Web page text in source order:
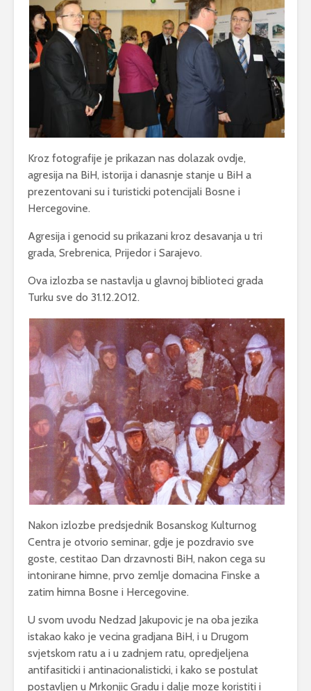
Kroz fotografije je prikazan nas dolazak ovdje,
agresija na BiH, istorija i danasnje stanje u BiH a
prezentovani su i turisticki potencijali Bosne i
Hercegovine.
Agresija i genocid su prikazani kroz desavanja u tri
grada, Srebrenica, Prijedor i Sarajevo.
Ova izlozba se nastavlja u glavnoj biblioteci grada
Turku sve do 31.12.2012.
Nakon izlozbe predsjednik Bosanskog Kulturnog
Centra je otvorio seminar, gdje je pozdravio sve
goste, cestitao Dan drzavnosti BiH, nakon cega su
intonirane himne, prvo zemlje domacina Finske a
zatim himna Bosne i Hercegovine.
U svom uvodu Nedzad Jakupovic je na oba jezika
istakao kako je vecina gradjana BiH, i u Drugom
svjetskom ratu a i u zadnjem ratu, opredjeljena
antifasiticki i antinacionalisticki, i kako se postulat
postavljen u Mrkonjic Gradu i dalje moze koristiti i